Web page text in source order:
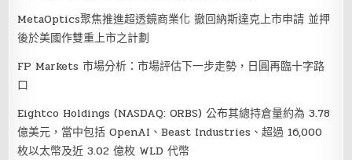
MetaOptics聚焦推進超透鏡商業化 撤回納斯達克上市申請 並押
後於美國作雙重上市之計劃
FP Markets 市場分析：市場評估下一步走勢，日圓再臨十字路
口
Eightco Holdings (NASDAQ: ORBS) 公布其總持倉量約為 3.78
億美元，當中包括 OpenAI、Beast Industries、超過 16,000
枚以太幣及近 3.02 億枚 WLD 代幣